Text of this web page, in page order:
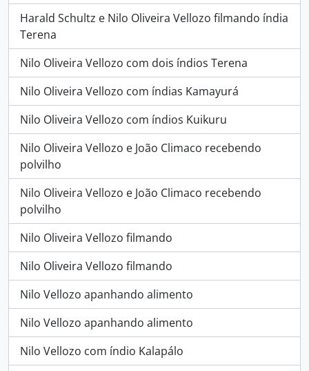
Harald Schultz e Nilo Oliveira Vellozo filmando índia
Terena
Nilo Oliveira Vellozo com dois índios Terena
Nilo Oliveira Vellozo com índias Kamayurá
Nilo Oliveira Vellozo com índios Kuikuru
Nilo Oliveira Vellozo e João Climaco recebendo
polvilho
Nilo Oliveira Vellozo e João Climaco recebendo
polvilho
Nilo Oliveira Vellozo filmando
Nilo Oliveira Vellozo filmando
Nilo Vellozo apanhando alimento
Nilo Vellozo apanhando alimento
Nilo Vellozo com índio Kalapálo